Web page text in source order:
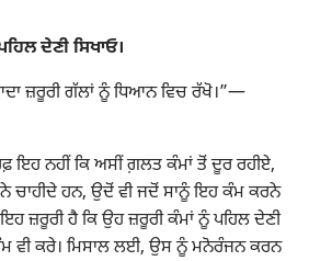
ਦੇਣੀ ਸਿਖਾਓ।
ਜ਼ਰੂਰੀ ਗੱਲਾਂ ਨੂੰ ਧਿਆਨ ਵਿਚ ਰੱਖੋ।”​—
ਇਹ ਨਹੀਂ ਕਿ ਅਸੀਂ ਗ਼ਲਤ ਕੰਮਾਂ ਤੋਂ ਦੂਰ ਰਹੀਏ,
ਚਾਹੀਦੇ ਹਨ, ਉਦੋਂ ਵੀ ਜਦੋਂ ਸਾਨੂੰ ਇਹ ਕੰਮ ਕਰਨੇ
ਜ਼ਰੂਰੀ ਹੈ ਕਿ ਉਹ ਜ਼ਰੂਰੀ ਕੰਮਾਂ ਨੂੰ ਪਹਿਲ ਦੇਣੀ
ਵੀ ਕਰੇ। ਮਿਸਾਲ ਲਈ, ਉਸ ਨੂੰ ਮਨੋਰੰਜਨ ਕਰਨ